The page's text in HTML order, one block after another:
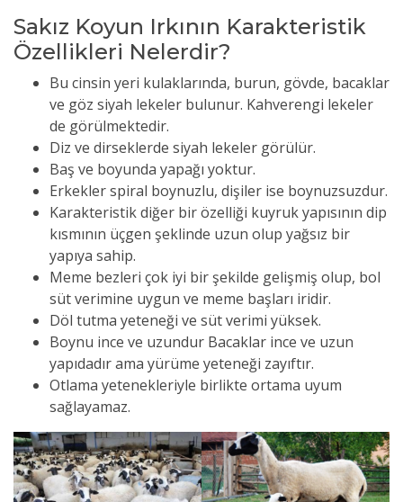
Sakız Koyun Irkının Karakteristik
Özellikleri Nelerdir?
Bu cinsin yeri kulaklarında, burun, gövde, bacaklar
ve göz siyah lekeler bulunur. Kahverengi lekeler
de görülmektedir.
Diz ve dirseklerde siyah lekeler görülür.
Baş ve boyunda yapağı yoktur.
Erkekler spiral boynuzlu, dişiler ise boynuzsuzdur.
Karakteristik diğer bir özelliği kuyruk yapısının dip
kısmının üçgen şeklinde uzun olup yağsız bir
yapıya sahip.
Meme bezleri çok iyi bir şekilde gelişmiş olup, bol
süt verimine uygun ve meme başları iridir.
Döl tutma yeteneği ve süt verimi yüksek.
Boynu ince ve uzundur Bacaklar ince ve uzun
yapıdadır ama yürüme yeteneği zayıftır.
Otlama yetenekleriyle birlikte ortama uyum
sağlayamaz.